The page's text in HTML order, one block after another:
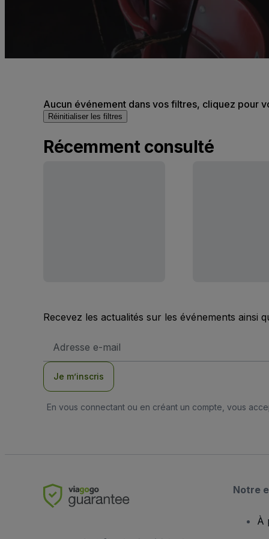
Aucun événement dans vos filtres, cliquez pour
Réinitialiser les filtres
Récemment consulté
Recevez les actualités sur les événements ainsi
e-
Je m’inscris
En vous connectant ou en créant un compte, vous
Notre
À